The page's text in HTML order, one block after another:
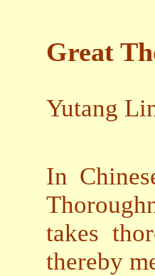
Great
Yutang
In
takes
thereby